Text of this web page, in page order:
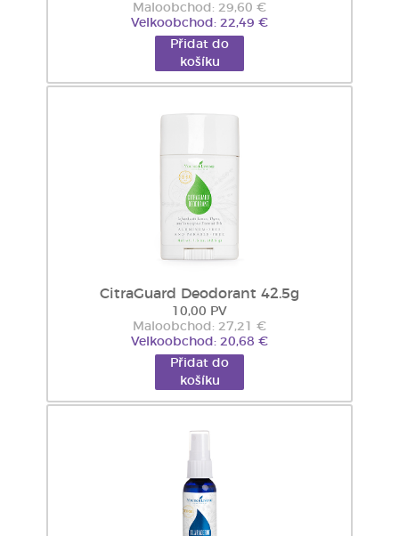
Maloobchod: 29,60 €
Velkoobchod: 22,49 €
Přidat do
košíku
CitraGuard Deodorant 42.5g
10,00 PV
Maloobchod: 27,21 €
Velkoobchod: 20,68 €
Přidat do
košíku